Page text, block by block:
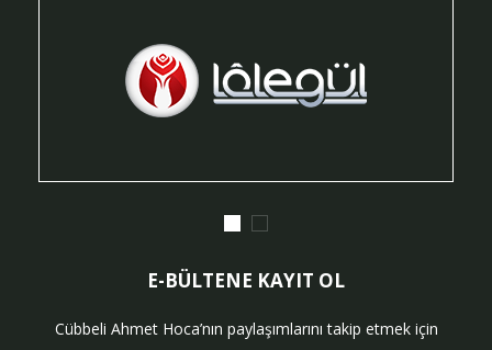
E-BÜLTENE KAYIT OL
Cübbeli Ahmet Hoca’nın paylaşımlarını takip etmek için